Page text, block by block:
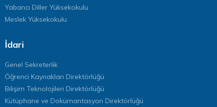
Yabancı Diller Yüksekokulu
Meslek Yüksekokulu
İdari
Genel Sekreterlik
Öğrenci Kaynakları Direktörlüğü
Bilişim Teknolojileri Direktörlüğü
Kütüphane ve Dokümantasyon Direktörlüğü